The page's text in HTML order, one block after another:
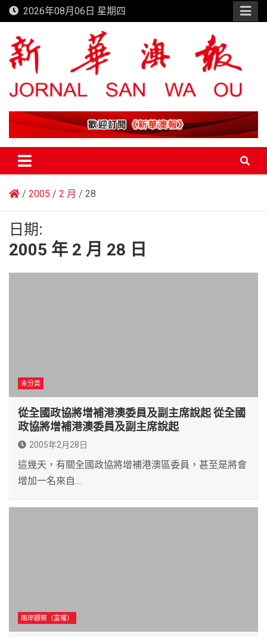
Skip
to
content
2026年08月06日 星期四
新華澳報
2005 2 月 28
日期:
2005 年 2 月 28 日
未分类
從全國政協將增補港澳委員及副主席說起 從全國
政協將增補港澳委員及副主席說起
2005年2月28日
這幾天，有關全國政協將增補港澳區委員，甚至是將會
增加一名來自…
兩岸觀察（富權）